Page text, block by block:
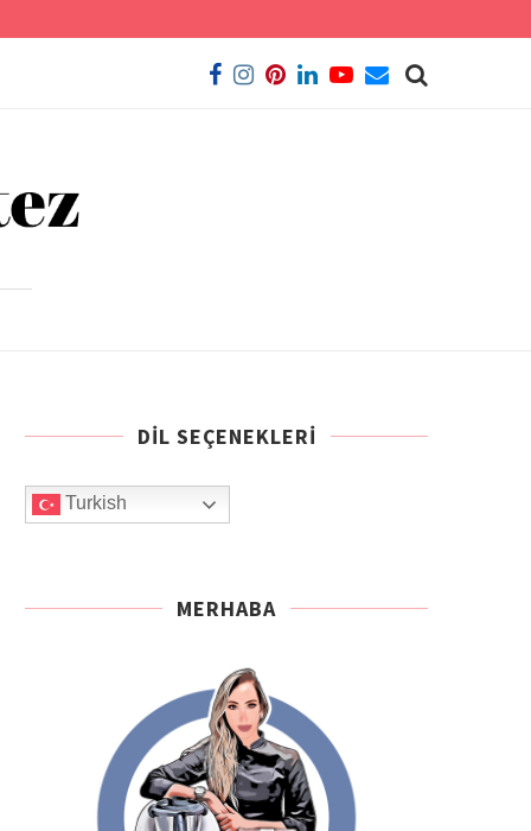
DIL SEÇENEKLERI
Turkish
MERHABA